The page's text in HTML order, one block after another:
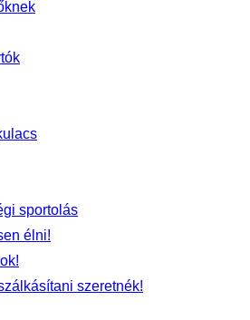
sportolás
élni!
szeretnék!